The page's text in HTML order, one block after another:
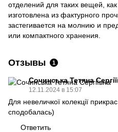
отделений для таких вещей,
изготовлена ​​из фактурного
застегивается на молнию и
или компактного хранения.
Отзывы 1
Сочинська Тетяна
12.11.2024 в 15:07
Для невеличкої колекції
сподобалась)
Ответить